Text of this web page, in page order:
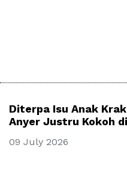
Diterpa Isu Anak
Anyer Justru Kokoh
09 July 2026